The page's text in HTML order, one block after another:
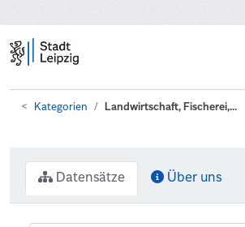
Kategorien Landwirtschaft, Fischerei,...
Datensätze Über uns